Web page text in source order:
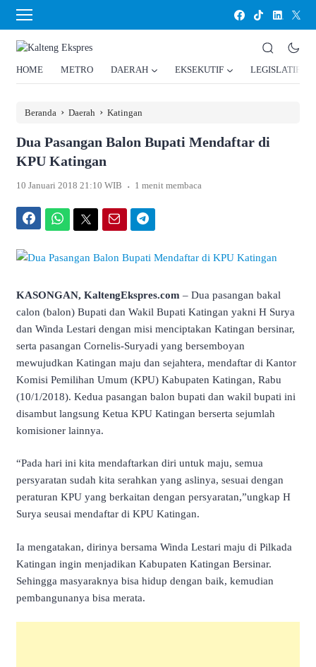
HOME METRO DAERAH EKSEKUTIF LEGISLATIF
Beranda › Daerah › Katingan
Dua Pasangan Balon Bupati Mendaftar di
KPU Katingan
10 Januari 2018 21:10 WIB . 1 menit membaca
KASONGAN, KaltengEkspres.com – Dua pasangan bakal
calon (balon) Bupati dan Wakil Bupati Katingan yakni H Surya
dan Winda Lestari dengan misi menciptakan Katingan bersinar,
serta pasangan Cornelis-Suryadi yang bersemboyan
mewujudkan Katingan maju dan sejahtera, mendaftar di Kantor
Komisi Pemilihan Umum (KPU) Kabupaten Katingan, Rabu
(10/1/2018). Kedua pasangan balon bupati dan wakil bupati ini
disambut langsung Ketua KPU Katingan berserta sejumlah
komisioner lainnya.
“Pada hari ini kita mendaftarkan diri untuk maju, semua
persyaratan sudah kita serahkan yang aslinya, sesuai dengan
peraturan KPU yang berkaitan dengan persyaratan,”ungkap H
Surya seusai mendaftar di KPU Katingan.
Ia mengatakan, dirinya bersama Winda Lestari maju di Pilkada
Katingan ingin menjadikan Kabupaten Katingan Bersinar.
Sehingga masyaraknya bisa hidup dengan baik, kemudian
pembangunanya bisa merata.